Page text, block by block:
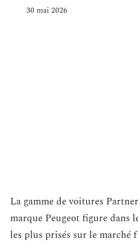
30 mai 2026
La gamme de voitures
marque Peugeot figure dans
les plus prisés sur le marché